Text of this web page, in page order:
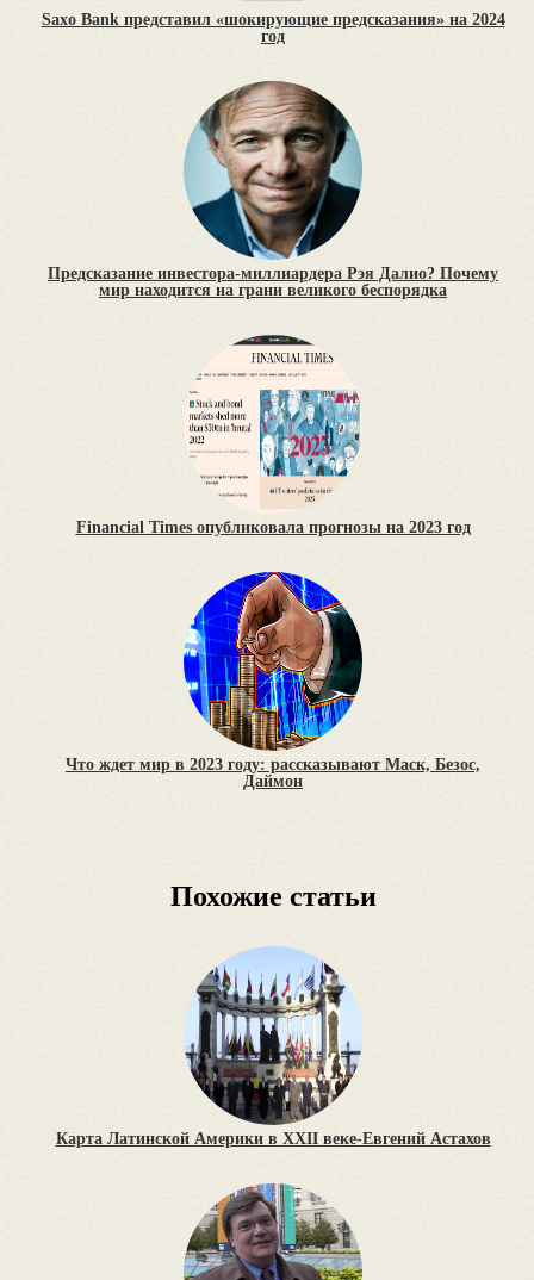
Saxo Bank представил «шокирующие предсказания» на 2024
год
Предсказание инвестора-миллиардера Рэя Далио? Почему
мир находится на грани великого беспорядка
Financial Times опубликовала прогнозы на 2023 год
Что ждет мир в 2023 году: рассказывают Маск, Безос,
Даймон
Похожие статьи
Карта Латинской Америки в XXII веке-Евгений Астахов